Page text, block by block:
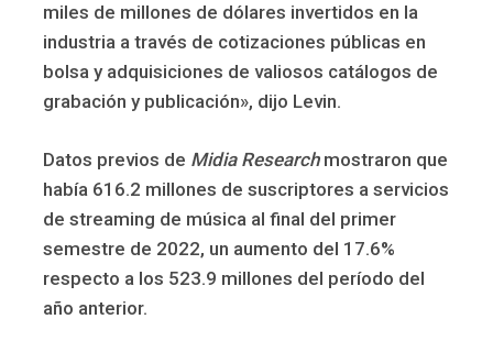
miles de millones de dólares invertidos en la
industria a través de cotizaciones públicas en
bolsa y adquisiciones de valiosos catálogos de
grabación y publicación», dijo Levin.
Datos previos de Midia Researchmostraron que
había 616.2 millones de suscriptores a servicios
de streaming de música al final del primer
semestre de 2022, un aumento del 17.6%
respecto a los 523.9 millones del período del
año anterior.